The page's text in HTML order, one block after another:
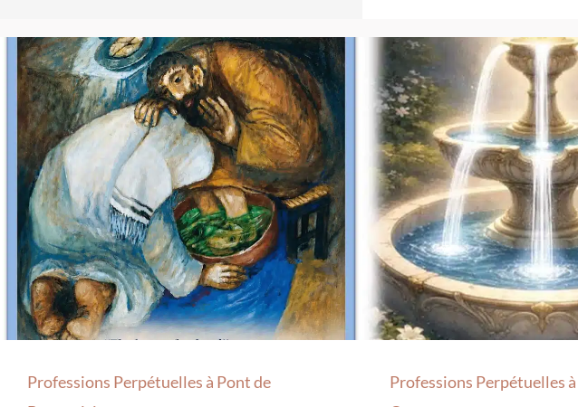
Professions Perpétuelles à Pont de
Professions Perpétuelles